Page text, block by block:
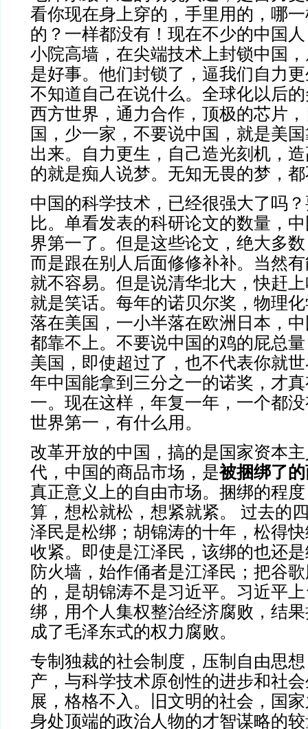
看你现在身上穿的，手里用的，哪
的？一样都没有！现在不少的中国
小院高墙，在尖端技术上封锁中国
是好事。他们封锁了，逼我们自力
不知道自己在说什么。全球化以后
西方世界，通力合作，顶极的芯片
国，少一家，不要说中国，就是美
出来。自力更生，自己造光刻机，
的就是痴人说梦。无知无畏的梦，
中国的科学技术，已经很强大了吗
比。单看发表的科研论文的数量，
界第一了。但是这些论文，绝大多
而是跟在别人后面修修补补。当然
就不容易。但是说清华北大，快赶
就是笑话。每年的诺贝尔奖，物理
落在美国，一小半落在欧洲日本，
都靠不上。不要说中国的鸡的屁总
美国，即使超过了，也不代表你就
年中国能拿到三分之一的诺奖，才
一。现在这样，年复一年，一个都
世界第一，有什么用。
改革开放的中国，搞的是国家资本
代，中国的商品市场，是被捆绑了
真正意义上的自由市场。捆绑的程
算，想松就松，想紧就紧。 过去的
泽民是松绑；胡锦涛的十年，松得
收紧。即使是江泽民，该绑的也还
防火墙，始作俑者是江泽民；把谷
的，是胡锦涛不是习近平。习近平
绑，用个人集权整治经济腐败，结
成了毛泽东式的权力腐败。
专制独裁的社会制度，压制自由思
产，与科学技术原创性的进步和社
展，格格不入。旧文明的社会，国
身处顶端的政治人物的才智谋略的